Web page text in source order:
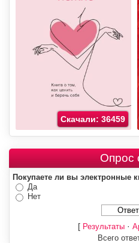
Скачали: 36459
Опрос
Покупаете ли вы электронные
Да
Нет
[ Результаты·
Всего